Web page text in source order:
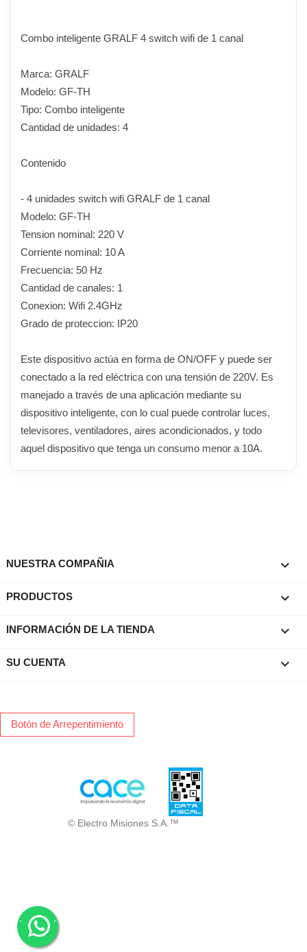
Combo inteligente GRALF 4 switch wifi de 1 canal
Marca: GRALF
Modelo: GF-TH
Tipo: Combo inteligente
Cantidad de unidades: 4
Contenido
- 4 unidades switch wifi GRALF de 1 canal
Modelo: GF-TH
Tension nominal: 220 V
Corriente nominal: 10 A
Frecuencia: 50 Hz
Cantidad de canales: 1
Conexion: Wifi 2.4GHz
Grado de proteccion: IP20
Este dispositivo actúa en forma de ON/OFF y puede ser
conectado a la red eléctrica con una tensión de 220V. Es
manejado a través de una aplicación mediante su
dispositivo inteligente, con lo cual puede controlar luces,
televisores, ventiladores, aires acondicionados, y todo
aquel dispositivo que tenga un consumo menor a 10A.
NUESTRA COMPAÑIA 
PRODUCTOS 
INFORMACIÓN DE LA TIENDA keyboard_arrow_down
SU CUENTA 
Botón de Arrepentimiento
© Electro Misiones S.A.™
. .